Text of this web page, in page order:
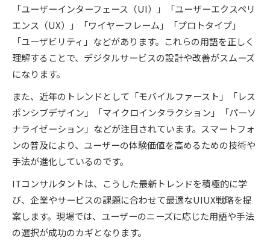
「ユーザーインターフェース（UI）」「ユーザーエクスペリ
エンス（UX）」「ワイヤーフレーム」「プロトタイプ」
「ユーザビリティ」などがあります。これらの用語を正しく
理解することで、デジタルサービスの設計や改善がスムーズ
になります。
また、近年のトレンドとして「モバイルファースト」「レス
ポンシブデザイン」「マイクロインタラクション」「パーソ
ナライゼーション」などが注目されています。スマートフォ
ンの普及により、ユーザーの体験価値を高めるための技術や
手法が進化しているのです。
ITコンサルタントは、こうした最新トレンドを積極的に学
び、企業やサービスの課題に合わせて最適なUIUX戦略を提
案します。現場では、ユーザーのニーズに応じた用語や手法
の選択が成功のカギとなります。